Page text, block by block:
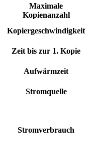
Maximale
Kopienanzahl
Kopiergeschwindigkeit
Zeit bis zur 1. Kopie
Aufwärmzeit
Stromquelle
Stromverbrauch